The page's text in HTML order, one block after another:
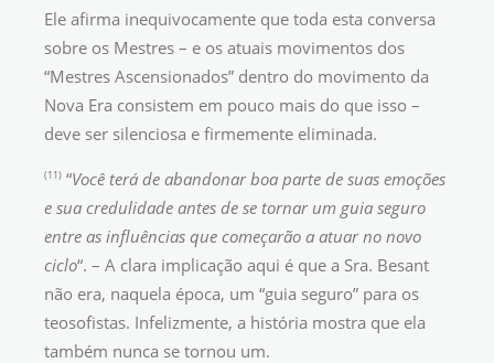
Ele afirma inequivocamente que toda esta conversa
sobre os Mestres – e os atuais movimentos dos
“Mestres Ascensionados” dentro do movimento da
Nova Era consistem em pouco mais do que isso –
deve ser silenciosa e firmemente eliminada.
(11) “Você terá de abandonar boa parte de suas emoções
e sua credulidade antes de se tornar um guia seguro
entre as influências que começarão a atuar no novo
ciclo“. – A clara implicação aqui é que a Sra. Besant
não era, naquela época, um “guia seguro” para os
teosofistas. Infelizmente, a história mostra que ela
também nunca se tornou um.